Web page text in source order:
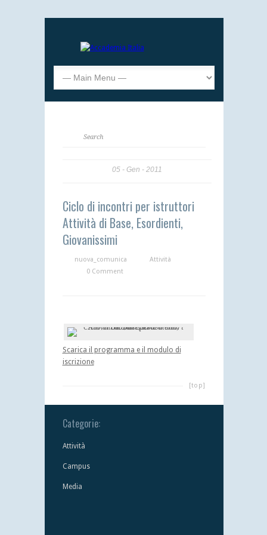
05 Gen 2011
Ciclo di incontri per istruttori
Attività di Base, Esordienti,
Giovanissimi
nuova_comunica
Attività
0 Comment
Scarica il programma e il modulo di
iscrizione
[top]
Categorie:
Attività
Campus
Media